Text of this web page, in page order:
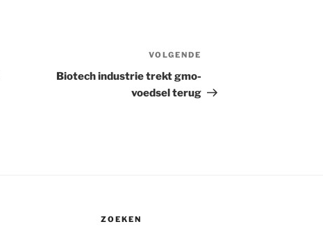
VOLGENDE
Biotech industrie trekt gmo-
voedsel terug
ZOEKEN